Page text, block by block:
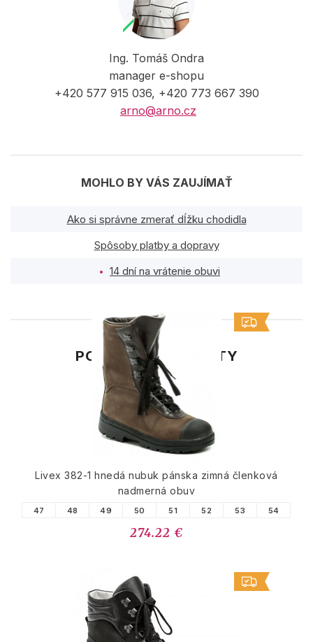
Ing. Tomáš Ondra
manager e-shopu
+420 577 915 036, +420 773 667 390
arno@arno.cz
MOHLO BY VÁS ZAUJÍMAŤ
Ako si správne zmerať dĺžku chodidla
Spôsoby platby a dopravy
14 dní na vrátenie obuvi
PODOBNÉ PRODUKTY
Livex 382-1 hnedá nubuk pánska zimná členková
nadmerná obuv
47 48 49 50 51 52 53 54
274.22 €